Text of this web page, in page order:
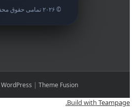
© ۲۰۲۶ تمامی حقوق محفوظ است.
WordPress | Theme Fusion
Build with Teampage
.